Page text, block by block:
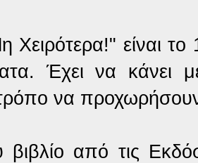
Χειρότερα!" είναι
Έχει να κάνει
να
από τις